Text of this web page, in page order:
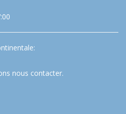
nous contacter.